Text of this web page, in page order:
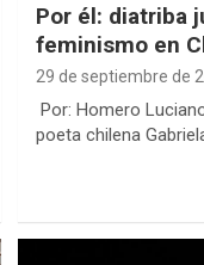
Por él: diatriba
feminismo en
29 de septiembre de
Por: Homero
poeta chilena